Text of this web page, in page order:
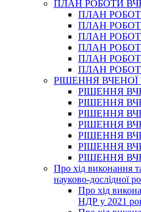
ПЛАН РОБОТИ
ПЛАН
ПЛАН
ПЛАН
ПЛАН
ПЛАН
ПЛАН
РІШЕННЯ ВЧЕНОЇ
РІШЕННЯ
РІШЕННЯ
РІШЕННЯ
РІШЕННЯ
РІШЕННЯ
РІШЕННЯ
РІШЕННЯ
Про хід виконання
науково-дослідної
Про хід
НДР у 2021